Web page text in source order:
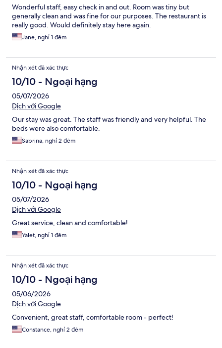
Wonderful staff, easy check in and out. Room was tiny but
generally clean and was fine for our purposes. The restaurant is
really good. Would definitely stay here again.
Jane, nghỉ 1 đêm
Nhận xét đã xác thực
10/10 - Ngoại hạng
05/07/2026
Dịch với Google
Our stay was great. The staff was friendly and very helpful. The
beds were also comfortable.
Sabrina, nghỉ 2 đêm
Nhận xét đã xác thực
10/10 - Ngoại hạng
05/07/2026
Dịch với Google
Great service, clean and comfortable!
Yalet, nghỉ 1 đêm
Nhận xét đã xác thực
10/10 - Ngoại hạng
05/06/2026
Dịch với Google
Convenient, great staff, comfortable room - perfect!
Constance, nghỉ 2 đêm